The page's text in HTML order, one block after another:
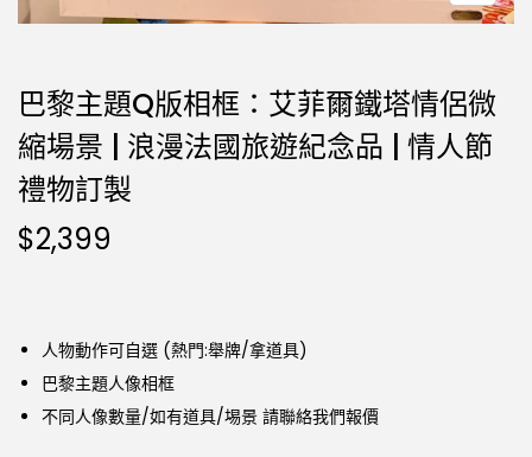
巴黎主題Q版相框：艾菲爾鐵塔情侶微
縮場景 | 浪漫法國旅遊紀念品 | 情人節
禮物訂製
$2,399
人物動作可自選 (熱門:舉牌/拿道具)
巴黎主題人像相框
不同人像數量/如有道具/埸景 請聯絡我們報價